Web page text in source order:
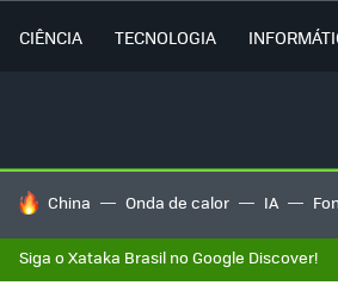
CIÊNCIA TECNOLOGIA
TENDÊNCIAS DO DIA
China Onda de calor IA
Siga o Xataka Brasil no Google Discover!